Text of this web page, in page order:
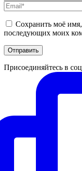
Сохранить моё имя,
последующих моих
Присоединяйтесь в